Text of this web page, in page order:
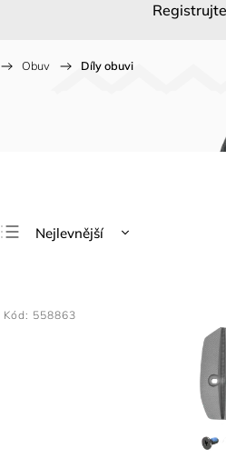
/ Obuv / Díly obuvi
Nejlevnější
Abecedně
Kód: 558863